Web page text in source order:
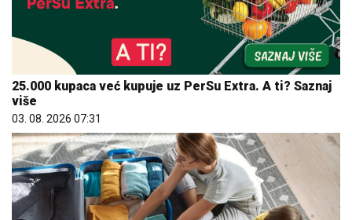
25.000 kupaca već kupuje uz PerSu Extra. A ti? Saznaj
više
03. 08. 2026 07:31